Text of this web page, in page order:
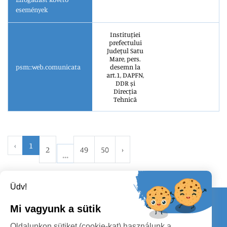
események
psm::web.comunicata
Instituției
prefectului
Județul Satu
Mare, pers.
desemn la
art.1, DAPFN,
DDR și
Direcția
Tehnică
‹ 1 2 49 50 ›
Kapcsolat
KÖVESSENEK
Üdv!
Mi vagyunk a sütik